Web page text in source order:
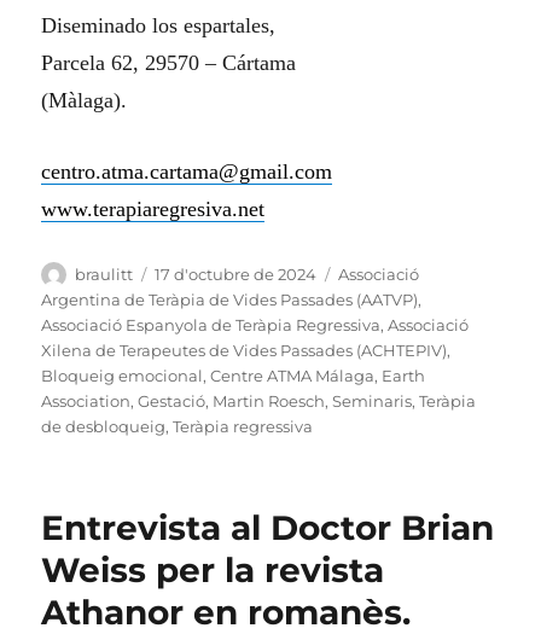
Diseminado los espartales,
Parcela 62, 29570 – Cártama
(Màlaga).
centro.atma.cartama@gmail.com
www.terapiaregresiva.net
Autor
braulitt
Publicat
el
17 d'octubre de 2024 Categories
Associació
Argentina de Teràpia de Vides Passades (AATVP),
Associació Espanyola de Teràpia Regressiva,Associació
Xilena de Terapeutes de Vides Passades (ACHTEPIV),
Bloqueig emocional,Centre ATMA Málaga, Earth
Association,Gestació, Martin Roesch,Seminaris,Teràpia
de desbloqueig,Teràpia regressiva
Entrevista al Doctor Brian
Weiss per la revista
Athanor en romanès.